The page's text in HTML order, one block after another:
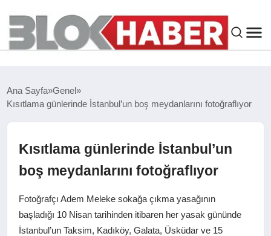
SIYASET
ÇEVRE
SPOR
Ana Sayfa Genel
Kısıtlama günlerinde İstanbul’un boş meydanlarını fotoğraflıyor
Kısıtlama günlerinde İstanbul’un
boş meydanlarını fotoğraflıyor
Fotoğrafçı Adem Meleke sokağa çıkma yasağının
başladığı 10 Nisan tarihinden itibaren her yasak gününde
İstanbul’un Taksim, Kadıköy, Galata, Üsküdar ve 15